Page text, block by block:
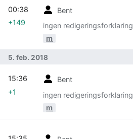
Bent
ingen redigeringsforklaring
m
00:38
+149
5. feb. 2018
Bent
ingen redigeringsforklaring
m
15:36
+1